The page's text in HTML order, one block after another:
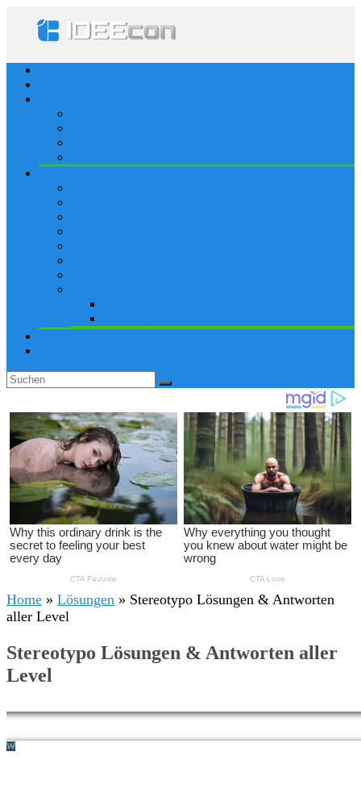
Home » Lösungen » Stereotypo Lösungen & Antworten
aller Level
Stereotypo Lösungen & Antworten aller
Level